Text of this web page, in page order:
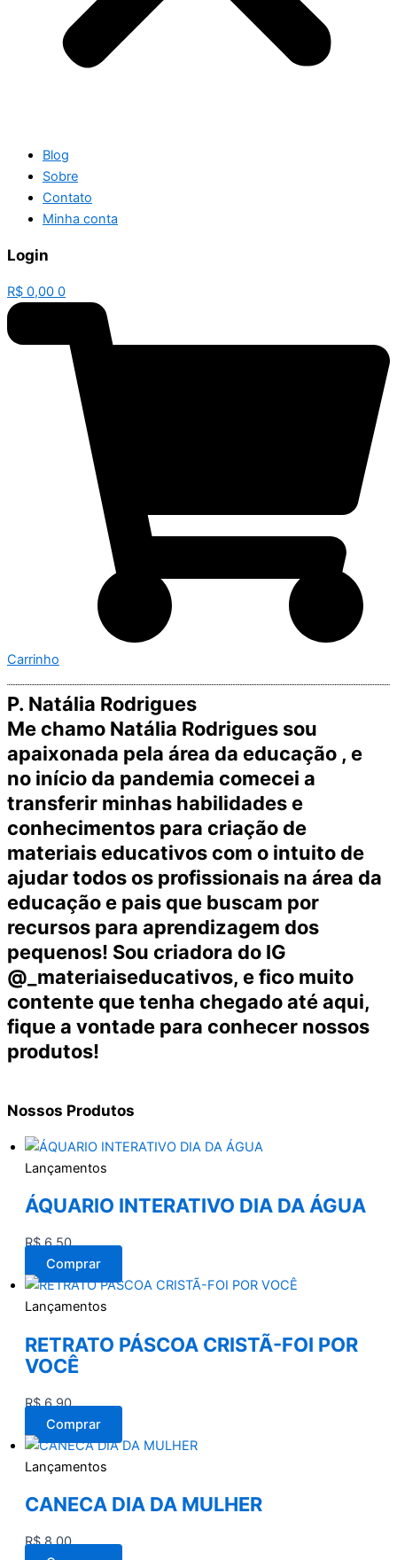
Blog
Sobre
Contato
Minha conta
Login
R$ 0,00 0
Carrinho
P. Natália Rodrigues
Me chamo Natália Rodrigues sou
apaixonada pela área da educação , e
no início da pandemia comecei a
transferir minhas habilidades e
conhecimentos para criação de
materiais educativos com o intuito de
ajudar todos os profissionais na área da
educação e pais que buscam por
recursos para aprendizagem dos
pequenos! Sou criadora do IG
@_materiaiseducativos, e fico muito
contente que tenha chegado até aqui,
fique a vontade para conhecer nossos
produtos!
Nossos Produtos
Lançamentos
ÁQUARIO INTERATIVO DIA DA ÁGUA
R$6,50
Comprar
Lançamentos
RETRATO PÁSCOA CRISTÃ-FOI POR
VOCÊ
R$6,90
Comprar
Lançamentos
CANECA DIA DA MULHER
R$8,00